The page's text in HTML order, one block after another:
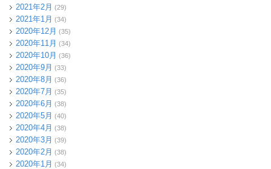
2021年2月 (29)
2021年1月 (34)
2020年12月 (35)
2020年11月 (34)
2020年10月 (36)
2020年9月 (33)
2020年8月 (36)
2020年7月 (35)
2020年6月 (38)
2020年5月 (40)
2020年4月 (38)
2020年3月 (39)
2020年2月 (38)
2020年1月 (34)